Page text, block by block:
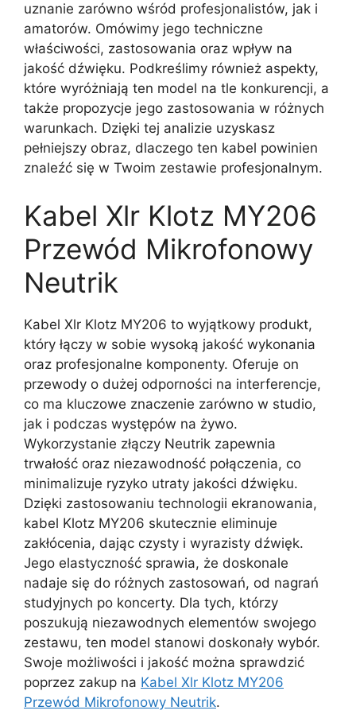
uznanie zarówno wśród profesjonalistów, jak i
amatorów. Omówimy jego techniczne
właściwości, zastosowania oraz wpływ na
jakość dźwięku. Podkreślimy również aspekty,
które wyróżniają ten model na tle konkurencji, a
także propozycje jego zastosowania w różnych
warunkach. Dzięki tej analizie uzyskasz
pełniejszy obraz, dlaczego ten kabel powinien
znaleźć się w Twoim zestawie profesjonalnym.
Kabel Xlr Klotz MY206
Przewód Mikrofonowy
Neutrik
Kabel Xlr Klotz MY206 to wyjątkowy produkt,
który łączy w sobie wysoką jakość wykonania
oraz profesjonalne komponenty. Oferuje on
przewody o dużej odporności na interferencje,
co ma kluczowe znaczenie zarówno w studio,
jak i podczas występów na żywo.
Wykorzystanie złączy Neutrik zapewnia
trwałość oraz niezawodność połączenia, co
minimalizuje ryzyko utraty jakości dźwięku.
Dzięki zastosowaniu technologii ekranowania,
kabel Klotz MY206 skutecznie eliminuje
zakłócenia, dając czysty i wyrazisty dźwięk.
Jego elastyczność sprawia, że doskonale
nadaje się do różnych zastosowań, od nagrań
studyjnych po koncerty. Dla tych, którzy
poszukują niezawodnych elementów swojego
zestawu, ten model stanowi doskonały wybór.
Swoje możliwości i jakość można sprawdzić
poprzez zakup na Kabel Xlr Klotz MY206
Przewód Mikrofonowy Neutrik.